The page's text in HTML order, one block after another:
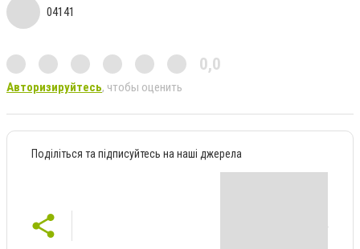
04141
0,0
Авторизируйтесь, чтобы оценить
Поділіться та підписуйтесь на наші джерела